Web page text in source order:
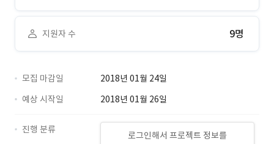
지원자 수 9명
모집 마감일
2018년 01월 24일
예상 시작일
2018년 01월 26일
로그인해서 프로젝트 정보를
진행 분류